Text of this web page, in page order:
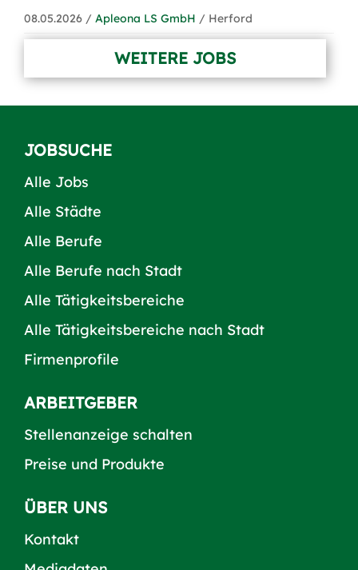
08.05.2026 / Apleona LS GmbH / Herford
WEITERE JOBS
JOBSUCHE
Alle Jobs
Alle Städte
Alle Berufe
Alle Berufe nach Stadt
Alle Tätigkeitsbereiche
Alle Tätigkeitsbereiche nach Stadt
Firmenprofile
ARBEITGEBER
Stellenanzeige schalten
Preise und Produkte
ÜBER UNS
Kontakt